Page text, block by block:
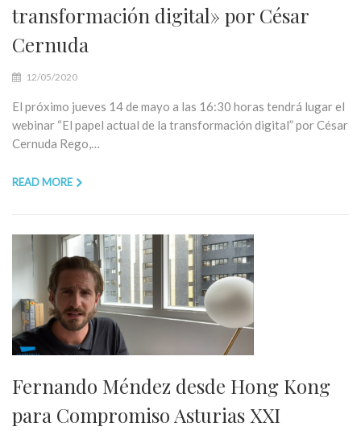
transformación digital» por César
Cernuda
12/05/2020
El próximo jueves 14 de mayo a las 16:30 horas tendrá lugar el
webinar “El papel actual de la transformación digital” por César
Cernuda Rego,…
READ MORE
Fernando Méndez desde Hong Kong
para Compromiso Asturias XXI